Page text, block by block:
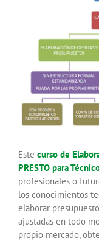
Este curso de
PRESTO para
profesionales o
los conocimientos
elaborar
ajustadas en todo
propio mercado,